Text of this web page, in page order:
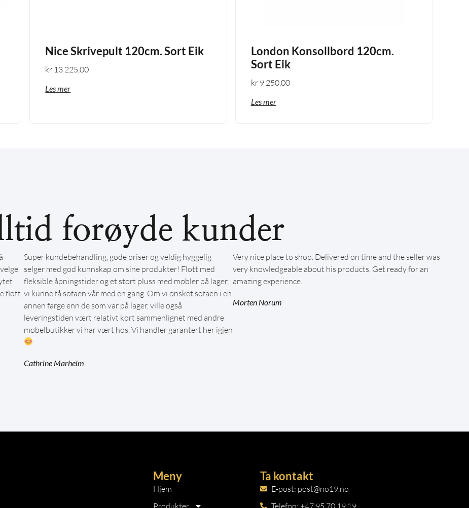
Nice Skrivepult 120cm. Sort Eik
kr 13 225,00
Les mer
London Konsollbord 120cm.
Sort Eik
kr9 250,00
Les mer
forøyde kunder
flott
Super kundebehandling, gode priser og veldig hyggelig
selger med god kunnskap om sine produkter! Flott med
fleksible åpningstider og et stort pluss med møbler på lager,
vi kunne få sofaen vår med en gang. Om vi ønsket sofaen i en
annen farge enn de som var på lager, ville også
leveringstiden vært relativt kort sammenlignet med andre
møbelbutikker vi har vært hos. Vi handler garantert her igjen
Cathrine Marheim
Very nice place to shop. Delivered on time and the seller was
very knowledgeable about his products. Get ready for an
amazing experience.
Morten Norum
Meny
Hjem
Produkter
Ta kontakt
E-post: post@no19.no
Telefon: +47 95 70 19 19